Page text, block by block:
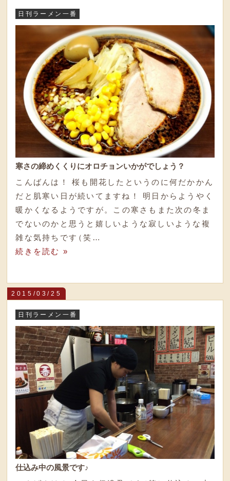
日刊ラーメン一番
寒さの締めくくりにオロチョンいかがでしょう？
こんばんは！ 桜も開花したというのに何だかかん
だと肌寒い日が続いてますね！ 明日からようやく
暖かくなるようですが 。
この寒さもまた次の冬ま
でないのかと思うと嬉しいような寂しいような複
雑な気持ちです（笑…
続きを読む »
2015/03/25
日刊ラーメン一番
仕込み中の風景です♪